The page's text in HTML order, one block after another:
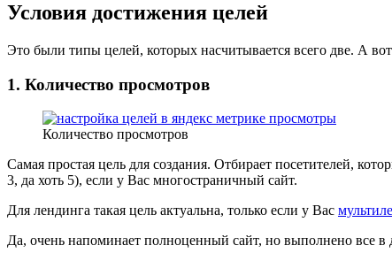
Условия достижения целей
Это были типы целей, которых насчитывается всего две. А
1. Количество просмотров
Количество просмотров
Самая простая цель для создания. Отбирает посетителей,
3, да хоть 5), если у Вас многостраничный сайт.
Для лендинга такая цель актуальна, только если у Вас
Да, очень напоминает полноценный сайт, но выполнено все в